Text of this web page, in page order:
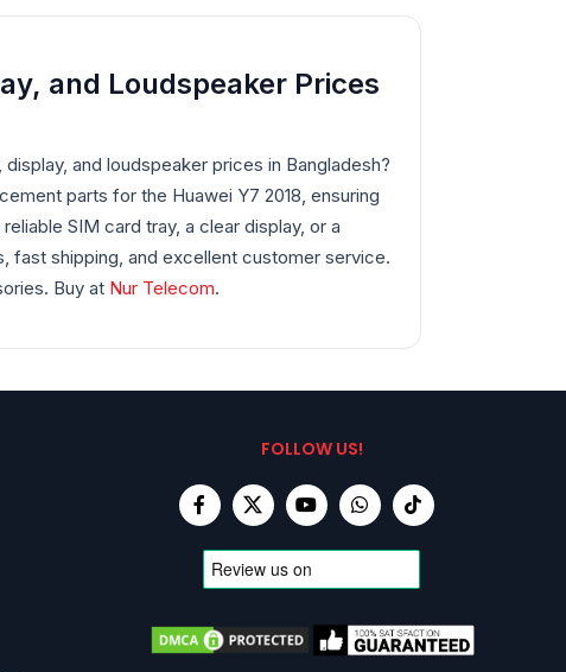
and Loudspeaker Prices
and loudspeaker prices in Bangladesh?
parts for the Huawei Y7 2018, ensuring
SIM card tray, a clear display, or a
fast shipping, and excellent customer service.
Buy at Nur Telecom.
FOLLOW US!